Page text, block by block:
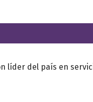
líder del país en